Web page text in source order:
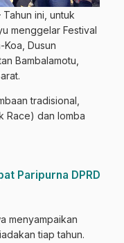
ini, untuk
menggelar Festival
Koa, Dusun
Bambalamotu,
tradisional,
Race) dan lomba
Paripurna DPRD
menyampaikan
tiap tahun.